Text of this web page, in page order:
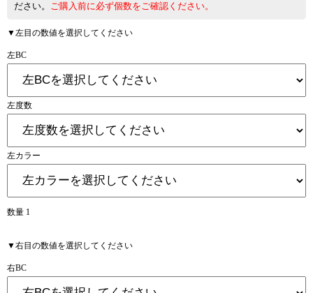
ださい。 ご購入前に必ず個数をご確認ください。
▼左目の数値を選択してください
左BC
左度数
左カラー
数量 1
▼右目の数値を選択してください
右BC